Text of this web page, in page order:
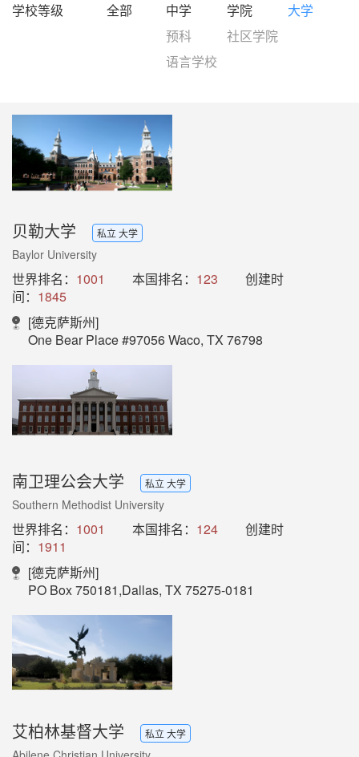
学校等级
全部 中学 学院
大学
预科
社区学院
语言学校
贝勒大学 私立 大学
Baylor University
世界排名： 1001 本国排名： 123
创建时
间： 1845
[德克萨斯州]
One Bear Place #97056 Waco, TX 76798
南卫理公会大学 私立 大学
Southern Methodist University
世界排名： 1001 本国排名： 124
创建时
间： 1911
[德克萨斯州]
PO Box 750181,Dallas, TX 75275-0181
艾柏林基督大学 私立 大学